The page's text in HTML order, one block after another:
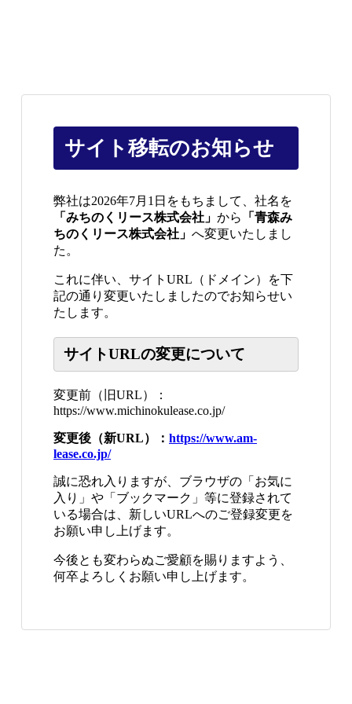
サイト移転のお知らせ
弊社は2026年7月1日をもちまして、社名を
「みちのくリース株式会社」 から
「青森み
ちのくリース株式会社」 へ変更いたしまし
た。
これに伴い、サイトURL（ドメイン）を下
記の通り変更いたしましたのでお知らせい
たします。
サイトURLの変更について
変更前（旧URL）：
https://www.michinokulease.co.jp/
変更後（新URL）： https://www.am-
lease.co.jp/
誠に恐れ入りますが、ブラウザの「お気に
入り」や「ブックマーク」等に登録されて
いる場合は、新しいURLへのご登録変更を
お願い申し上げます。
今後とも変わらぬご愛顧を賜りますよう、
何卒よろしくお願い申し上げます。